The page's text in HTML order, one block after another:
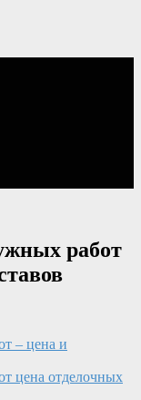
работ
– цена и
цена отделочных